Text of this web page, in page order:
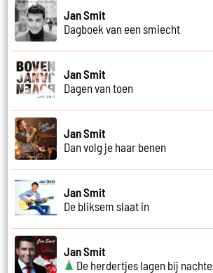
Jan Smit
Dagboek van een smiecht
Jan Smit
Dagen van toen
Jan Smit
Dan volg je haar benen
Jan Smit
De bliksem slaat in
Jan Smit
De herdertjes lagen bij nachte